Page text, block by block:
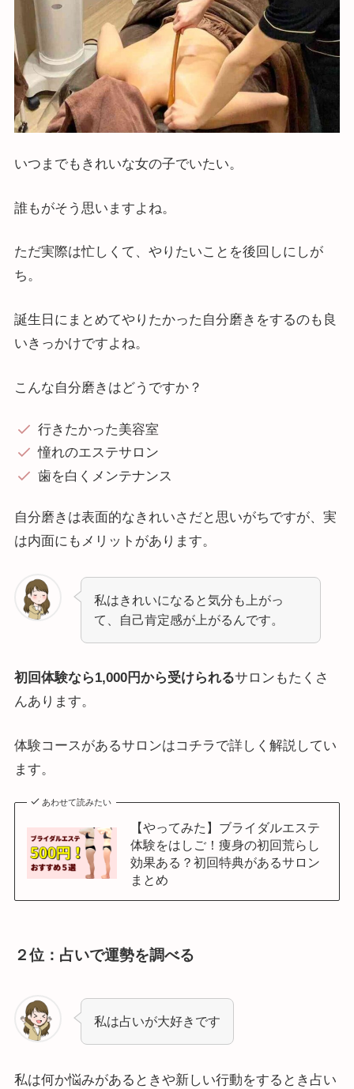
いつまでもきれいな女の子でいたい。
誰もがそう思いますよね。
ただ実際は忙しくて、やりたいことを後回しにしが
ち。
誕生日にまとめてやりたかった自分磨きをするのも良
いきっかけですよね。
こんな自分磨きはどうですか？
行きたかった美容室
憧れのエステサロン
歯を白くメンテナンス
自分磨きは表面的なきれいさだと思いがちですが、実
は内面にもメリットがあります。
私はきれいになると気分も上がっ
て、自己肯定感が上がるんです。
初回体験なら1,000円から受けられるサロンもたくさ
んあります。
体験コースがあるサロンはコチラで詳しく解説してい
ます。
あわせて読みたい
【やってみた】ブライダルエステ
体験をはしご！痩身の初回荒らし
効果ある？初回特典があるサロン
まとめ
２位：占いで運勢を調べる
私は占いが大好きです
私は何か悩みがあるときや新しい行動をするとき占い